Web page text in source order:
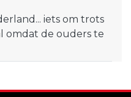
iets om trots
omdat de ouders te